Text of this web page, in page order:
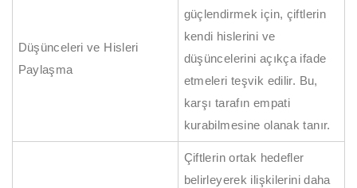
Düşünceleri ve Hisleri
Paylaşma
güçlendirmek için, çiftlerin
kendi hislerini ve
düşüncelerini açıkça ifade
etmeleri teşvik edilir. Bu,
karşı tarafın empati
kurabilmesine olanak tanır.
Çiftlerin ortak hedefler
belirleyerek ilişkilerini daha